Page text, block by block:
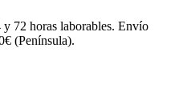
y 72 horas laborables. Envío
(Península).